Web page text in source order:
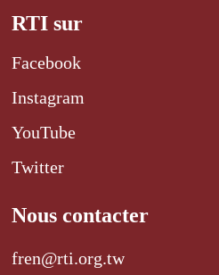
RTI sur
Facebook
Instagram
YouTube
Twitter
Nous contacter
fren@rti.org.tw